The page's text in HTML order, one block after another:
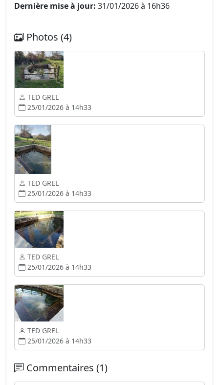
Dernière mise à jour: 31/01/2026 à 16h36
Photos (4)
TED GREL
25/01/2026 à 14h33
TED GREL
25/01/2026 à 14h33
TED GREL
25/01/2026 à 14h33
TED GREL
25/01/2026 à 14h33
Commentaires (1)